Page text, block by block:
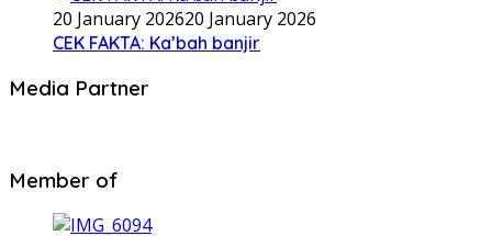
20 January 202620 January 2026
CEK FAKTA: Ka’bah banjir
Media Partner
Member of